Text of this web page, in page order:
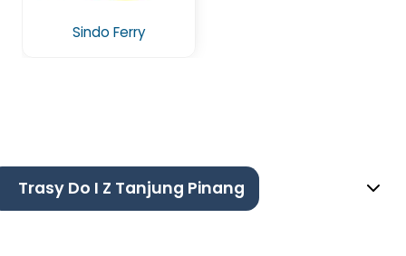
Sindo Ferry
Trasy Do I Z Tanjung Pinang